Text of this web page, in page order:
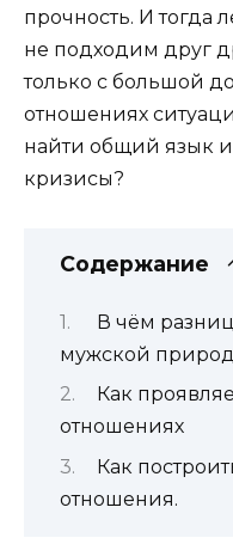
прочность. И тогда
не подходим друг
только с большой
отношениях
найти общий язык и
кризисы?
Содержание
В чём
мужской
Как
отношениях
Как
отношения.